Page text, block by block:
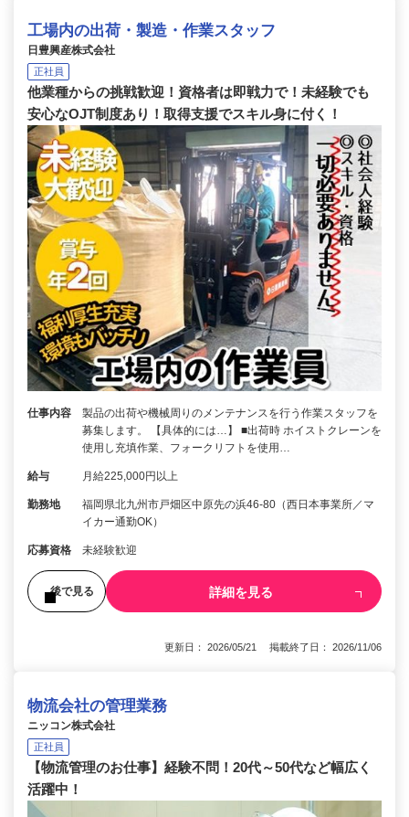
工場内の出荷・製造・作業スタッフ
日豊興産株式会社
正社員
他業種からの挑戦歓迎！資格者は即戦力で！未経験でも
安心なOJT制度あり！取得支援でスキル身に付く！
仕事内容
製品の出荷や機械周りのメンテナンスを行う作業スタッフを
募集します。 【具体的には…】 ■出荷時 ホイストクレーンを
使用し充填作業、フォークリフトを使用…
給与 月給225,000円以上
勤務地
福岡県北九州市戸畑区中原先の浜46-80（西日本事業所／マ
イカー通勤OK）
応募資格 未経験歓迎
後で見る 詳細を見る
更新日： 2026/05/21 掲載終了日： 2026/11/06
物流会社の管理業務
ニッコン株式会社
正社員
【物流管理のお仕事】経験不問！20代～50代など幅広く
活躍中！